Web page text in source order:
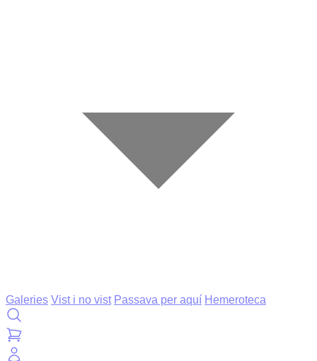
Galeries Vist i no vist Passava per aquí Hemeroteca